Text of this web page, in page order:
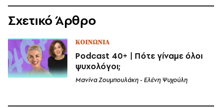
Σχετικό Άρθρο
ΚΟΙΝΩΝΙΑ
Podcast 40+ | Πότε γίναμε όλοι
ψυχολόγοι;
Μανίνα Ζουμπουλάκη - Ελένη Ψυχούλη